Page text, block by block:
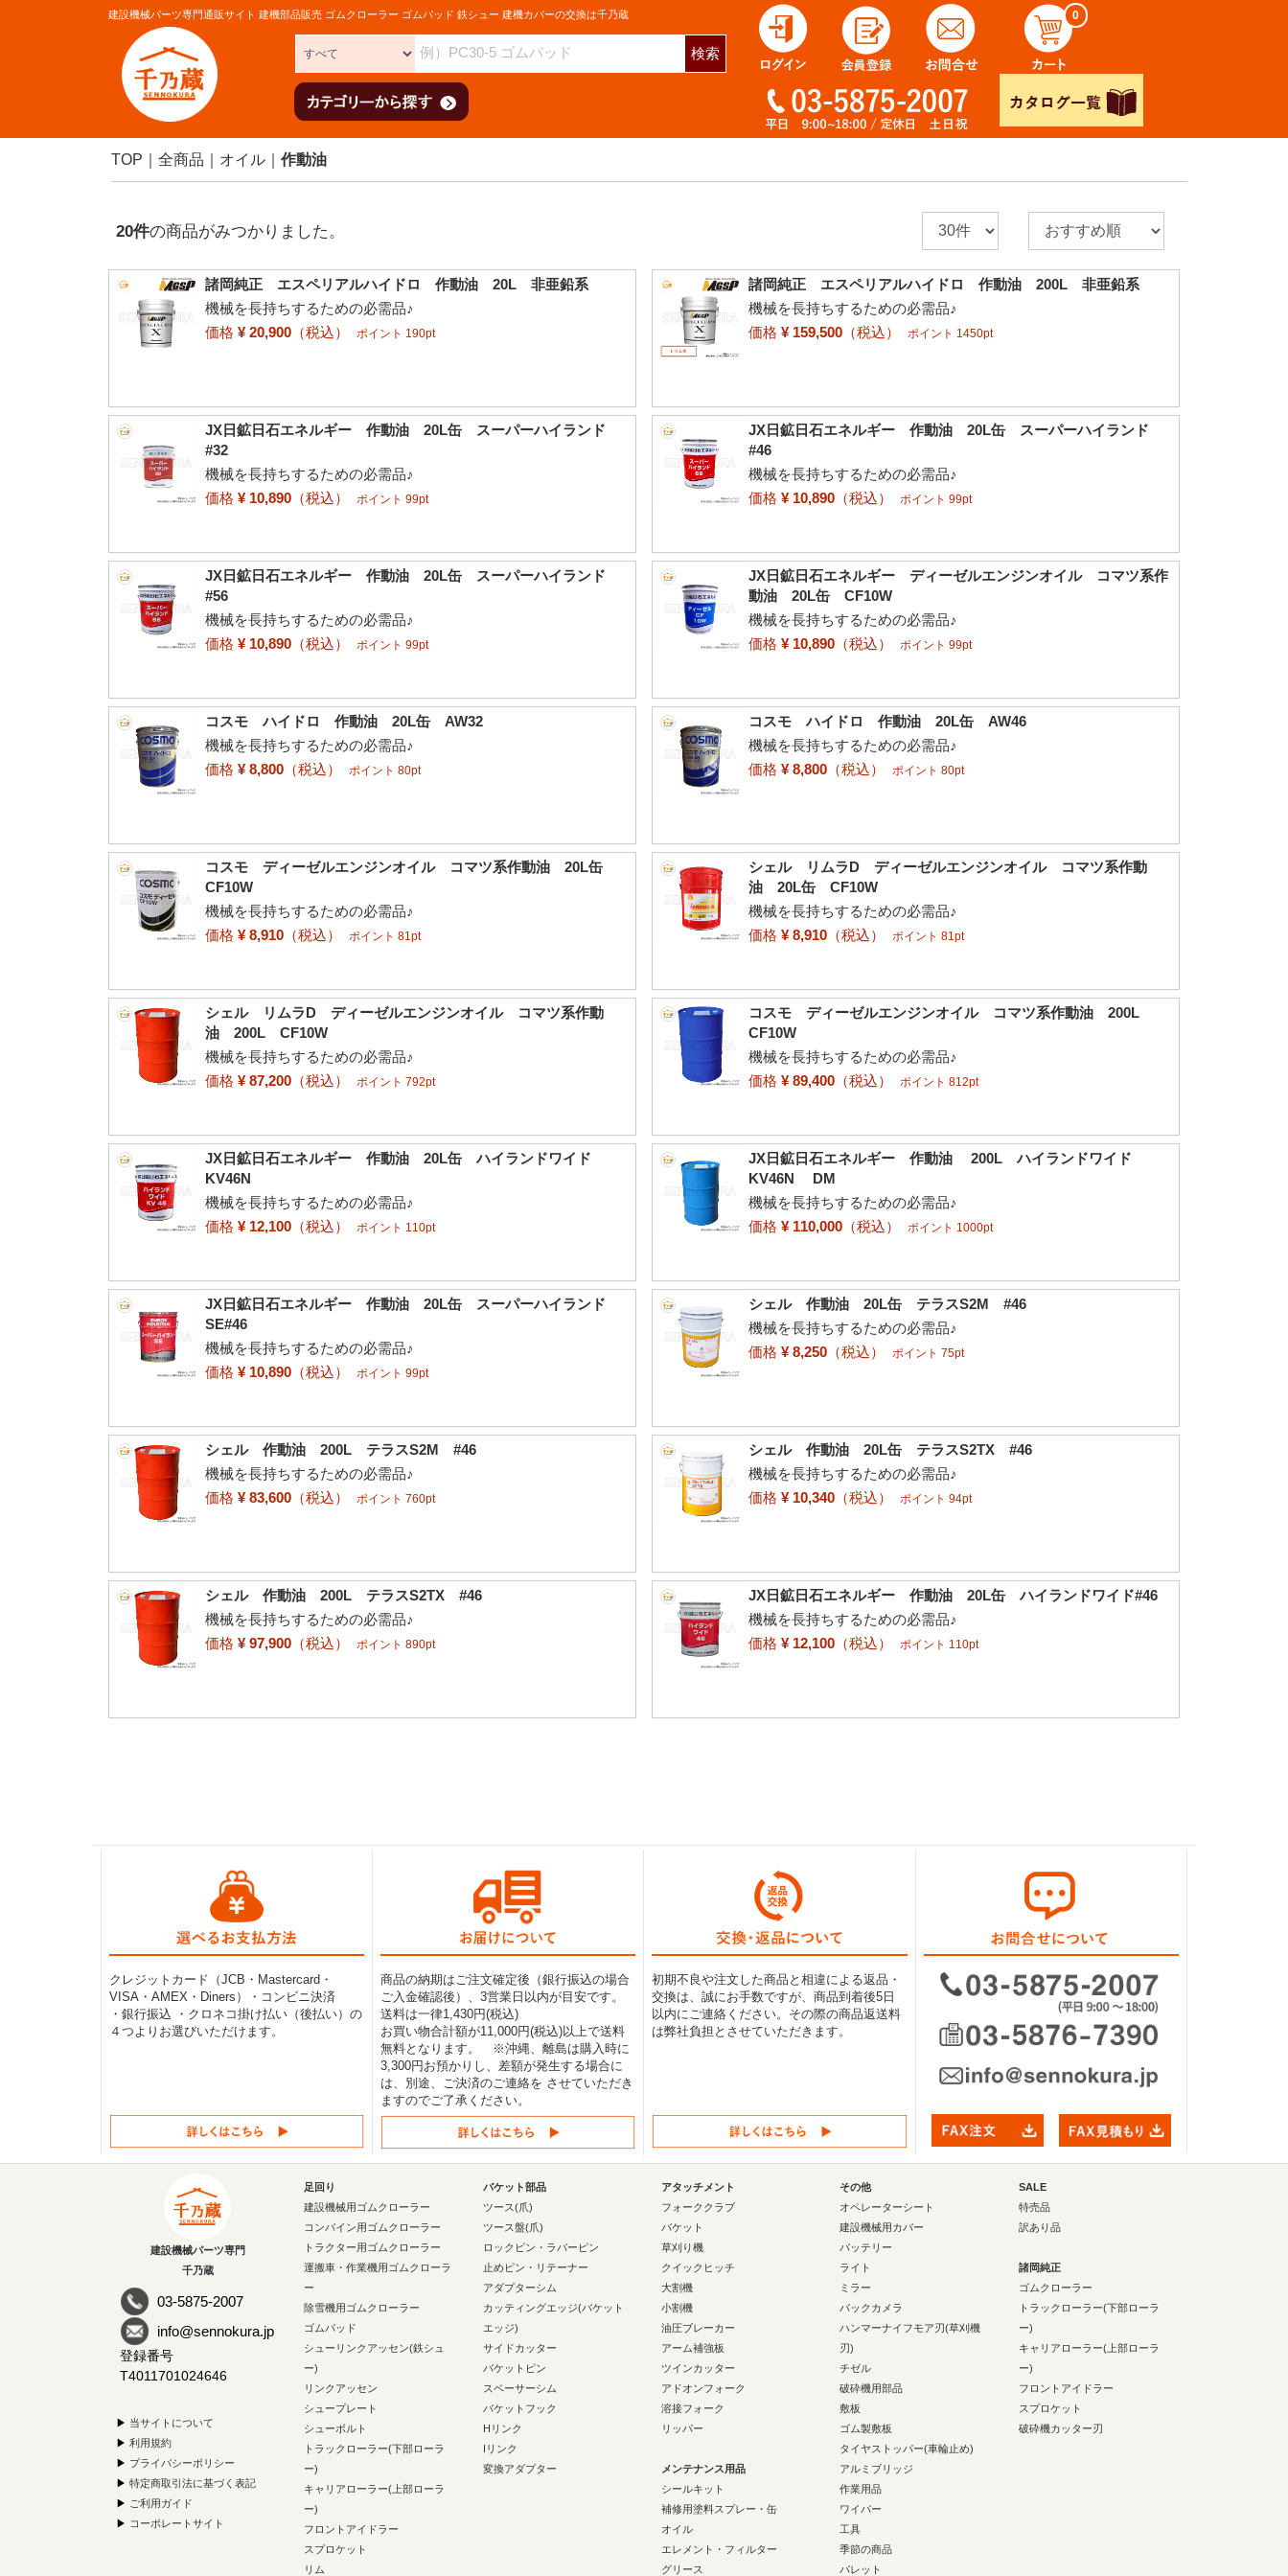
建設機械パーツ専門通販サイト 建機部品販売 ゴムクローラー ゴムパッド 鉄シュー 建機カバーの交換は千乃蔵
検索
0
TOP 全商品 オイル 作動油
20件の商品がみつかりました。
諸岡純正 エスペリアルハイドロ 作動油 20L 非亜鉛系
機械を長持ちするための必需品♪
価格 ¥ 20,900 （税込） ポイント 190pt
諸岡純正 エスペリアルハイドロ 作動油 200L 非亜鉛系
機械を長持ちするための必需品♪
価格 ¥ 159,500 （税込） ポイント 1450pt
JX日鉱日石エネルギー 作動油 20L缶 スーパーハイランド
#32
機械を長持ちするための必需品♪
価格 ¥ 10,890 （税込） ポイント 99pt
JX日鉱日石エネルギー 作動油 20L缶 スーパーハイランド
#46
機械を長持ちするための必需品♪
価格 ¥ 10,890 （税込） ポイント 99pt
JX日鉱日石エネルギー 作動油 20L缶 スーパーハイランド
#56
機械を長持ちするための必需品♪
価格 ¥ 10,890 （税込） ポイント 99pt
JX日鉱日石エネルギー ディーゼルエンジンオイル コマツ系作
動油 20L缶 CF10W
機械を長持ちするための必需品♪
価格 ¥ 10,890 （税込） ポイント 99pt
コスモ ハイドロ 作動油 20L缶 AW32
機械を長持ちするための必需品♪
価格 ¥ 8,800 （税込） ポイント 80pt
コスモ ハイドロ 作動油 20L缶 AW46
機械を長持ちするための必需品♪
価格 ¥ 8,800 （税込） ポイント 80pt
コスモ ディーゼルエンジンオイル コマツ系作動油 20L缶
CF10W
機械を長持ちするための必需品♪
価格 ¥ 8,910 （税込） ポイント 81pt
シェル リムラD ディーゼルエンジンオイル コマツ系作動
油 20L缶 CF10W
機械を長持ちするための必需品♪
価格 ¥ 8,910 （税込） ポイント 81pt
シェル リムラD ディーゼルエンジンオイル コマツ系作動
油 200L CF10W
機械を長持ちするための必需品♪
価格 ¥ 87,200 （税込） ポイント 792pt
コスモ ディーゼルエンジンオイル コマツ系作動油 200L
CF10W
機械を長持ちするための必需品♪
価格 ¥ 89,400 （税込） ポイント 812pt
JX日鉱日石エネルギー 作動油 20L缶 ハイランドワイド
KV46N
機械を長持ちするための必需品♪
価格 ¥ 12,100 （税込） ポイント 110pt
JX日鉱日石エネルギー 作動油 200L ハイランドワイド
KV46N DM
機械を長持ちするための必需品♪
価格 ¥ 110,000 （税込） ポイント 1000pt
JX日鉱日石エネルギー 作動油 20L缶 スーパーハイランド
SE#46
機械を長持ちするための必需品♪
価格 ¥ 10,890 （税込） ポイント 99pt
シェル 作動油 20L缶 テラスS2M #46
機械を長持ちするための必需品♪
価格 ¥ 8,250 （税込） ポイント 75pt
シェル 作動油 200L テラスS2M #46
機械を長持ちするための必需品♪
価格 ¥ 83,600 （税込） ポイント 760pt
シェル 作動油 20L缶 テラスS2TX #46
機械を長持ちするための必需品♪
価格 ¥ 10,340 （税込） ポイント 94pt
シェル 作動油 200L テラスS2TX #46
機械を長持ちするための必需品♪
価格 ¥ 97,900 （税込） ポイント 890pt
JX日鉱日石エネルギー 作動油 20L缶 ハイランドワイド#46
機械を長持ちするための必需品♪
価格 ¥ 12,100 （税込） ポイント 110pt
クレジットカード（JCB・Mastercard・
VISA・AMEX・Diners）・コンビニ決済
・銀行振込 ・クロネコ掛け払い（後払い）の
４つよりお選びいただけます。
商品の納期はご注文確定後（銀行振込の場合
ご入金確認後）、3営業日以内が目安です。
送料は一律1,430円(税込)
お買い物合計額が11,000円(税込)以上で送料
無料となります。 ※沖縄、離島は購入時に
3,300円お預かりし、差額が発生する場合に
は、別途、ご決済のご連絡を させていただき
ますのでご了承ください。
初期不良や注文した商品と相違による返品・
交換は、誠にお手数ですが、商品到着後5日
以内にご連絡ください。その際の商品返送料
は弊社負担とさせていただきます。
建設機械パーツ専門
千乃蔵
03-5875-2007
info@sennokura.jp
登録番号
T4011701024646
▶ 当サイトについて
▶ 利用規約
▶ プライバシーポリシー
▶ 特定商取引法に基づく表記
▶ ご利用ガイド
▶ コーポレートサイト
足回り
建設機械用ゴムクローラー
コンバイン用ゴムクローラー
トラクター用ゴムクローラー
運搬車・作業機用ゴムクローラ
ー
除雪機用ゴムクローラー
ゴムパッド
シューリンクアッセン(鉄シュ
ー)
リンクアッセン
シュープレート
シューボルト
トラックローラー(下部ローラ
ー)
キャリアローラー(上部ローラ
ー)
フロントアイドラー
スプロケット
リム
バケット部品
ツース(爪)
ツース盤(爪)
ロックピン・ラバーピン
止めピン・リテーナー
アダプターシム
カッティングエッジ(バケット
エッジ)
サイドカッター
バケットピン
スペーサーシム
バケットフック
Hリンク
Iリンク
変換アダプター
アタッチメント
フォーククラブ
バケット
草刈り機
クイックヒッチ
大割機
小割機
油圧ブレーカー
アーム補強板
ツインカッター
アドオンフォーク
溶接フォーク
リッパー
メンテナンス用品
シールキット
補修用塗料スプレー・缶
オイル
エレメント・フィルター
グリース
その他
オペレーターシート
建設機械用カバー
バッテリー
ライト
ミラー
バックカメラ
ハンマーナイフモア刃(草刈機
刃)
チゼル
破砕機用部品
敷板
ゴム製敷板
タイヤストッパー(車輪止め)
アルミブリッジ
作業用品
ワイパー
工具
季節の商品
パレット
SALE
特売品
訳あり品
諸岡純正
ゴムクローラー
トラックローラー(下部ローラ
ー)
キャリアローラー(上部ローラ
ー)
フロントアイドラー
スプロケット
破砕機カッター刃